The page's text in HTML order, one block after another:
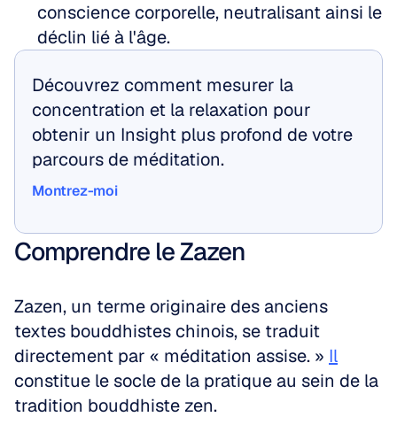
conscience corporelle, neutralisant ainsi le
déclin lié à l'âge.
Découvrez comment mesurer la
concentration et la relaxation pour
obtenir un Insight plus profond de votre
parcours de méditation.
Montrez-moi
Comprendre le Zazen
Zazen, un terme originaire des anciens
textes bouddhistes chinois, se traduit
directement par « méditation assise. » Il
constitue le socle de la pratique au sein de la
tradition bouddhiste zen.